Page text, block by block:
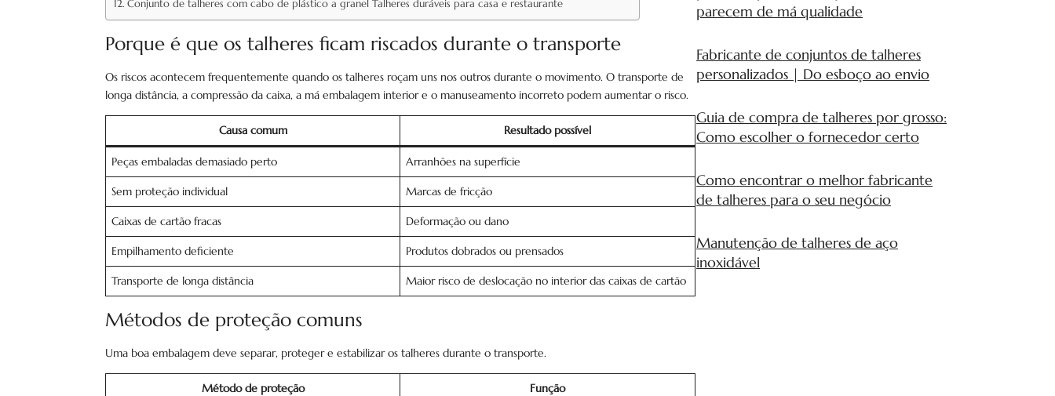
Conjunto de talheres com cabo de plástico a granel Talheres duráveis para casa e restaurante
Porque é que os talheres ficam riscados durante o transporte
Os riscos acontecem frequentemente quando os talheres roçam uns nos outros durante o movimento. O transporte de
longa distância, a compressão da caixa, a má embalagem interior e o manuseamento incorreto podem aumentar o risco.
Causa comum Resultado possível
Peças embaladas demasiado perto Arranhões na superfície
Sem proteção individual Marcas de fricção
Caixas de cartão fracas Deformação ou dano
Empilhamento deficiente Produtos dobrados ou prensados
Transporte de longa distância Maior risco de deslocação no interior das caixas de cartão
Métodos de proteção comuns
Uma boa embalagem deve separar, proteger e estabilizar os talheres durante o transporte.
Método de proteção Função
parecem de má qualidade
Fabricante de conjuntos de talheres
personalizados | Do esboço ao envio
Guia de compra de talheres por grosso:
Como escolher o fornecedor certo
Como encontrar o melhor fabricante
de talheres para o seu negócio
Manutenção de talheres de aço
inoxidável